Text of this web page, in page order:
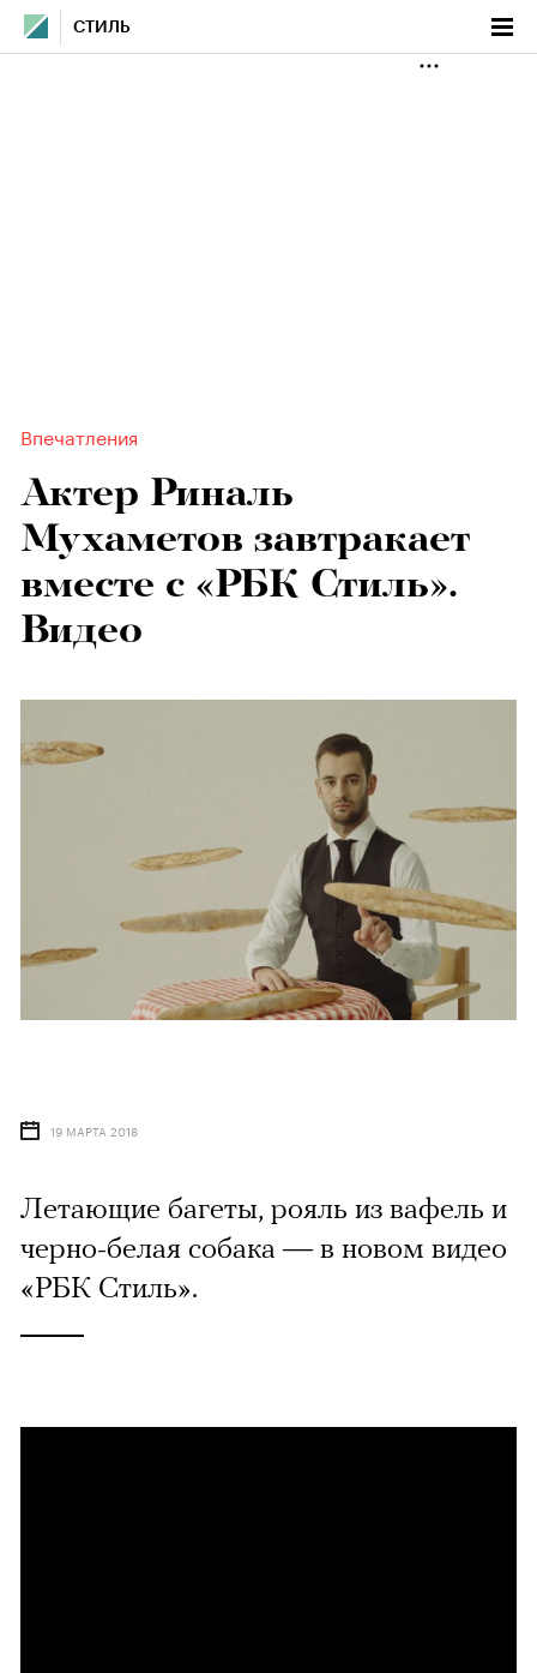
СТИЛЬ
Впечатления
Актер Риналь
Мухаметов завтракает
вместе с «РБК Стиль».
Видео
19 МАРТА 2018
Летающие багеты, рояль из вафель и
черно-белая собака — в новом видео
«РБК Стиль».